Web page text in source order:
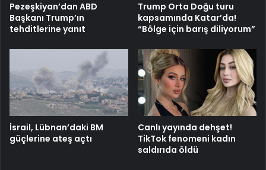
Pezeşkiyan’dan ABD
Başkanı Trump’ın
tehditlerine yanıt
Trump Orta Doğu turu
kapsamında Katar’da!
“Bölge için barış diliyorum”
İsrail, Lübnan’daki BM
güçlerine ateş açtı
Canlı yayında dehşet!
TikTok fenomeni kadın
saldırıda öldü